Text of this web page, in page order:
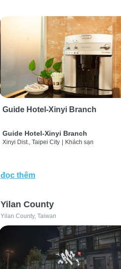
Guide Hotel-Xinyi Branch
Guide Hotel-Xinyi Branch
Xinyi Dist., Taipei City | Khách sạn
đọc thêm
Yilan County
Yilan County, Taiwan